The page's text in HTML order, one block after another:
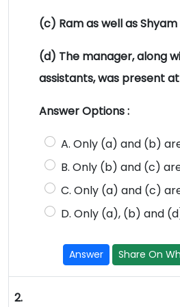
(c) Ram as well as
(d) The manager, along
assistants, was present
Answer Options :
A. Only (a) and (b)
B. Only (b) and (c)
C. Only (a) and (c)
D. Only (a), (b) and
Answer Share On
2.